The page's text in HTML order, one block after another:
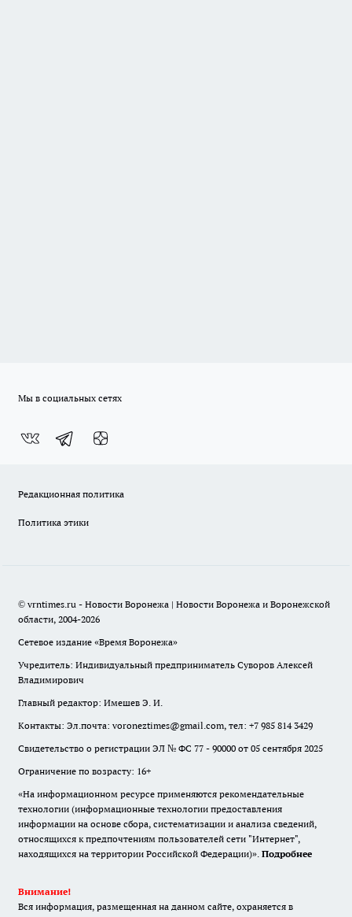
Мы в социальных сетях
Редакционная политика
Политика этики
© vrntimes.ru - Новости Воронежа | Новости Воронежа и Воронежской
области, 2004-2026
Сетевое издание «Время Воронежа»
Учредитель: Индивидуальный предприниматель Суворов Алексей
Владимирович
Главный редактор: Имешев Э. И.
Контакты: Эл.почта: voroneztimes@gmail.com, тел: +7 985 814 3429
Свидетельство о регистрации ЭЛ № ФС 77 - 90000 от 05 сентября 2025
Ограничение по возрасту: 16+
«На информационном ресурсе применяются рекомендательные
технологии (информационные технологии предоставления
информации на основе сбора, систематизации и анализа сведений,
относящихся к предпочтениям пользователей сети "Интернет",
находящихся на территории Российской Федерации)». Подробнее
Внимание!
Вся информация, размещенная на данном сайте, охраняется в